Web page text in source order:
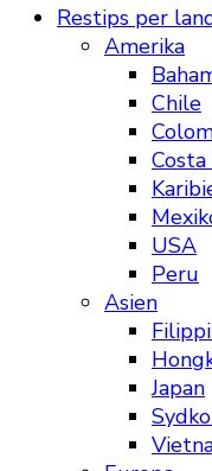
Restips per
Amerika
Chile
Costa
USA
Peru
Asien
Japan